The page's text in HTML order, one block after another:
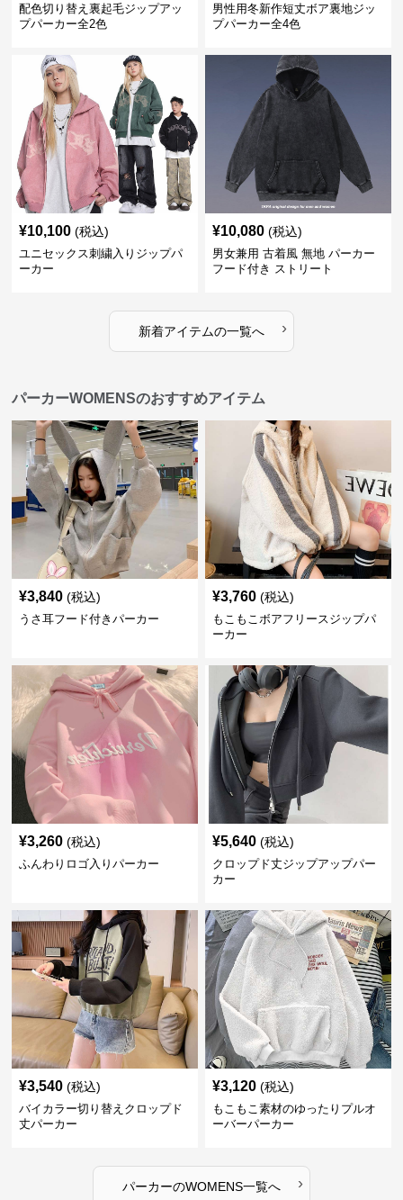
配色切り替え裏起毛ジップアッ
プパーカー全2色
男性用冬新作短丈ボア裏地ジッ
プパーカー全4色
¥10,100 (税込)
ユニセックス刺繍入りジップパ
ーカー
¥10,080 (税込)
男女兼用 古着風 無地 パーカー
フード付き ストリート
新着アイテムの一覧へ ›
パーカーWOMENSのおすすめアイテム
¥3,840 (税込)
うさ耳フード付きパーカー
¥3,760 (税込)
もこもこボアフリースジップパ
ーカー
¥3,260 (税込)
ふんわりロゴ入りパーカー
¥5,640 (税込)
クロップド丈ジップアップパー
カー
¥3,540 (税込)
バイカラー切り替えクロップド
丈パーカー
¥3,120 (税込)
もこもこ素材のゆったりプルオ
ーバーパーカー
パーカーのWOMENS一覧へ ›